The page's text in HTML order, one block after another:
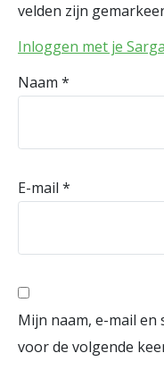
velden zijn
Inloggen met je
Naam *
E-mail *
Mijn naam, e-mail
voor de volgende